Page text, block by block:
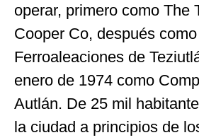
operar, primero como The
Cooper Co, después como
Ferroaleaciones de
enero de 1974 como
Autlán. De 25 mil
la ciudad a principios de